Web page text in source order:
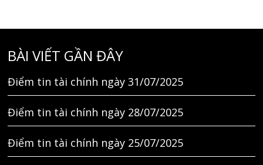
BÀI VIẾT GẦN ĐÂY
Điểm tin tài chính ngày 31/07/2025
Điểm tin tài chính ngày 28/07/2025
Điểm tin tài chính ngày 25/07/2025